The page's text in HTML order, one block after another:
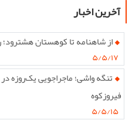
آخرین اخبار
از شاهنامه تا کوهستان
۵/۵/۱۷
تنگه واشی؛ ماجراجویی یک‌روزه
فیروزکوه
۵/۵/۱۵